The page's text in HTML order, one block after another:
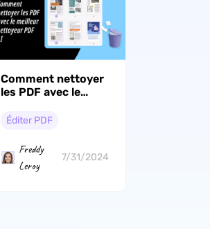
Comment nettoyer
les PDF avec le
PDF
Éditer PDF
Freddy
Leroy
7/31/2024